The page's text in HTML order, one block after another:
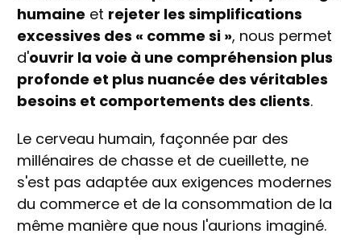
humaine et rejeter les simplifications
excessives des « comme si », nous permet
d'ouvrir la voie à une compréhension plus
profonde et plus nuancée des véritables
besoins et comportements des clients.
Le cerveau humain, façonnée par des
millénaires de chasse et de cueillette, ne
s'est pas adaptée aux exigences modernes
du commerce et de la consommation de la
même manière que nous l'aurions imaginé.